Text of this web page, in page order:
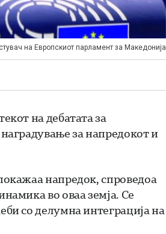
на Европскиот парламент за Македонија
на дебатата за
за напредокот и
напредок, спроведоа
во оваа земја. Се
со делумна интеграција на